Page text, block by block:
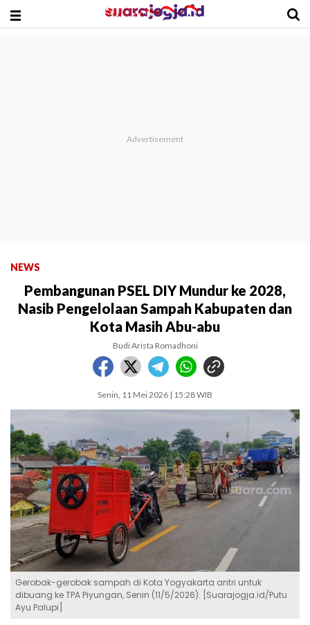
NEWS
Pembangunan PSEL DIY Mundur ke 2028,
Nasib Pengelolaan Sampah Kabupaten dan
Kota Masih Abu-abu
Budi Arista Romadhoni
Senin, 11 Mei 2026 | 15:28 WIB
Gerobak-gerobak sampah di Kota Yogyakarta antri untuk
dibuang ke TPA Piyungan, Senin (11/5/2026). [Suarajogja.id/Putu
Ayu Palupi]